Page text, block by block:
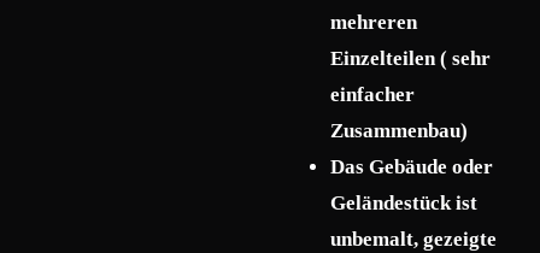
mehreren
Einzelteilen ( sehr
einfacher
Zusammenbau)
Das Gebäude oder
Geländestück ist
unbemalt, gezeigte